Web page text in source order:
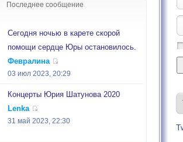
Последнее сообщение
Сегодня ночью в карете скорой
помощи сердце Юры остановилось.
Февралина
03 июл 2023, 20:29
Концерты Юрия Шатунова 2020
Lenka
31 май 2023, 22:30